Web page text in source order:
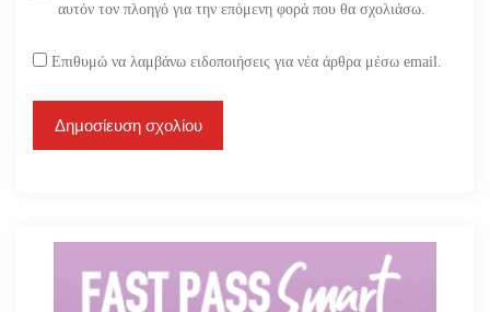
αυτόν τον πλοηγό για την επόμενη φορά που θα σχολιάσω.
Επιθυμώ να λαμβάνω ειδοποιήσεις για νέα άρθρα μέσω email.